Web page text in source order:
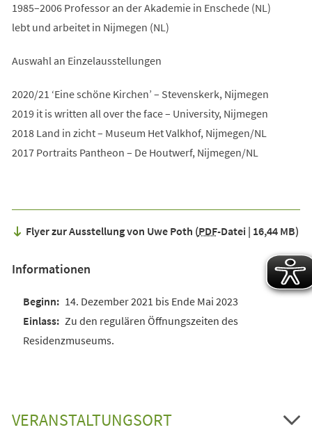
1985–2006 Professor an der Akademie in Enschede (NL)
lebt und arbeitet in Nijmegen (NL)
Auswahl an Einzelausstellungen
2020/21 ‘Eine schöne Kirchen’ – Stevenskerk, Nijmegen
2019 it is written all over the face – University, Nijmegen
2018 Land in zicht – Museum Het Valkhof, Nijmegen/NL
2017 Portraits Pantheon – De Houtwerf, Nijmegen/NL
Flyer zur Ausstellung von Uwe Poth PDF-Datei 16,44 MB
Informationen
14. Dezember 2021 bis Ende Mai 2023
Zu den regulären Öffnungszeiten des
Residenzmuseums.
VERANSTALTUNGSORT